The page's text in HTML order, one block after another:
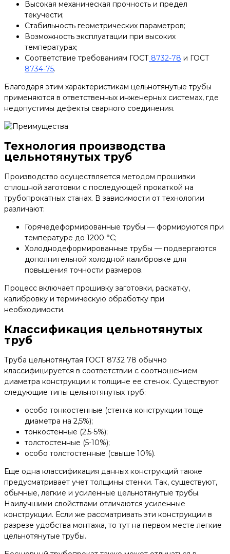
Высокая механическая прочность и предел
текучести;
Стабильность геометрических параметров;
Возможность эксплуатации при высоких
температурах;
Соответствие требованиям ГОСТ 8732-78 и ГОСТ
8734-75.
Благодаря этим характеристикам цельнотянутые трубы
применяются в ответственных инженерных системах, где
недопустимы дефекты сварного соединения.
Технология производства
цельнотянутых труб
Производство осуществляется методом прошивки
сплошной заготовки с последующей прокаткой на
трубопрокатных станах. В зависимости от технологии
различают:
Горячедеформированные трубы — формируются при
температуре до 1200 °С;
Холоднодеформированные трубы — подвергаются
дополнительной холодной калибровке для
повышения точности размеров.
Процесс включает прошивку заготовки, раскатку,
калибровку и термическую обработку при
необходимости.
Классификация цельнотянутых
труб
Труба цельнотянутая ГОСТ 8732 78 обычно
классифицируется в соответствии с соотношением
диаметра конструкции к толщине ее стенок. Существуют
следующие типы цельнотянутых труб:
особо тонкостенные (стенка конструкции тоще
диаметра на 2,5%);
тонкостенные (2,5-5%);
толстостенные (5-10%);
особо толстостенные (свыше 10%).
Еще одна классификация данных конструкций также
предусматривает учет толщины стенки. Так, существуют,
обычные, легкие и усиленные цельнотянутые трубы.
Наилучшими свойствами отличаются усиленные
конструкции. Если же рассматривать эти конструкции в
разрезе удобства монтажа, то тут на первом месте легкие
цельнотянутые трубы.